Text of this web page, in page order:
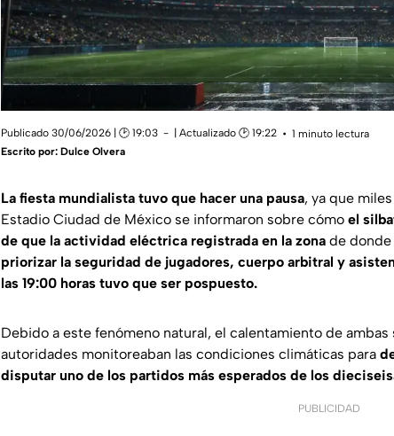
Publicado 30/06/2026 | 🕑 19:03 | Actualizado 🕑 19:22
1 minuto lectura
Escrito por: Dulce Olvera
La fiesta mundialista tuvo que hacer una pausa, ya que
Estadio Ciudad de México se informaron sobre cómo el
de que la actividad eléctrica registrada en la zona de
priorizar la seguridad de jugadores, cuerpo arbitral y
las 19:00 horas tuvo que ser pospuesto.
Debido a este fenómeno natural, el calentamiento de
autoridades monitoreaban las condiciones climáticas para
disputar uno de los partidos más esperados de los
PUBLICIDAD